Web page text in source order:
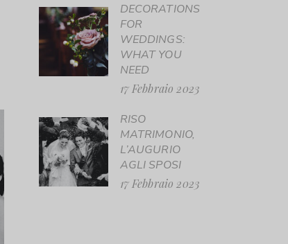
DECORATIONS
FOR
WEDDINGS:
WHAT YOU
NEED
17 Febbraio 2023
RISO
MATRIMONIO,
L’AUGURIO
AGLI SPOSI
17 Febbraio 2023